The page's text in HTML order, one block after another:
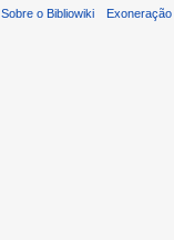
Sobre o Bibliowiki